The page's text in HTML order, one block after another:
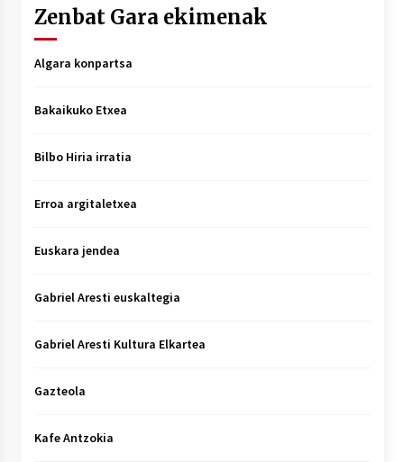
Zenbat Gara ekimenak
Algara konpartsa
Bakaikuko Etxea
Bilbo Hiria irratia
Erroa argitaletxea
Euskara jendea
Gabriel Aresti euskaltegia
Gabriel Aresti Kultura Elkartea
Gazteola
Kafe Antzokia